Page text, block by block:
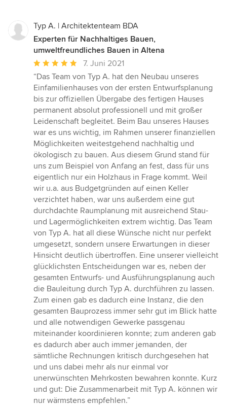
Typ A. | Architektenteam BDA
Experten für Nachhaltiges Bauen,
umweltfreundliches Bauen in Altena
Durchschnittliche
Bewertung:
5
von
5
Sternen
7. Juni 2021
“Das Team von Typ A. hat den Neubau unseres
Einfamilienhauses von der ersten Entwurfsplanung
bis zur offiziellen Übergabe des fertigen Hauses
permanent absolut professionell und mit großer
Leidenschaft begleitet. Beim Bau unseres Hauses
war es uns wichtig, im Rahmen unserer finanziellen
Möglichkeiten weitestgehend nachhaltig und
ökologisch zu bauen. Aus diesem Grund stand für
uns zum Beispiel von Anfang an fest, dass für uns
eigentlich nur ein Holzhaus in Frage kommt. Weil
wir u.a. aus Budgetgründen auf einen Keller
verzichtet haben, war uns außerdem eine gut
durchdachte Raumplanung mit ausreichend Stau-
und Lagermöglichkeiten extrem wichtig. Das Team
von Typ A. hat all diese Wünsche nicht nur perfekt
umgesetzt, sondern unsere Erwartungen in dieser
Hinsicht deutlich übertroffen. Eine unserer vielleicht
glücklichsten Entscheidungen war es, neben der
gesamten Entwurfs- und Ausführungsplanung auch
die Bauleitung durch Typ A. durchführen zu lassen.
Zum einen gab es dadurch eine Instanz, die den
gesamten Bauprozess immer sehr gut im Blick hatte
und alle notwendigen Gewerke passgenau
miteinander koordinieren konnte; zum anderen gab
es dadurch aber auch immer jemanden, der
sämtliche Rechnungen kritisch durchgesehen hat
und uns dabei mehr als nur einmal vor
unerwünschten Mehrkosten bewahren konnte. Kurz
und gut: Die Zusammenarbeit mit Typ A. können wir
nur wärmstens empfehlen.”